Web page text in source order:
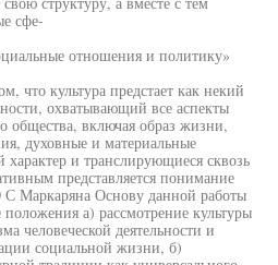
сфе-
отношения и политику»
что культура предстает как некий
охватывающий все аспекты
общества, включая образ жизни,
духовные и материальные
и транслирующиеся сквозь
представляется понимание
С Маркаряна Основу данной работы
положения а) рассмотрение культуры
человеческой деятельности и
социальной жизни, б)